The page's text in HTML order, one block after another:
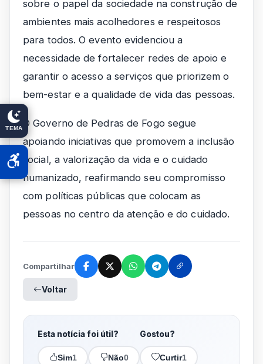
TEMA
sobre o papel da sociedade na construção de
ambientes mais acolhedores e respeitosos
para todos. O evento evidenciou a
necessidade de fortalecer redes de apoio e
garantir o acesso a serviços que priorizem o
bem-estar e a qualidade de vida das pessoas.
O Governo de Pedras de Fogo segue
apoiando iniciativas que promovem a inclusão
social, a valorização da vida e o cuidado
humanizado, reafirmando seu compromisso
com políticas públicas que colocam as
pessoas no centro da atenção e do cuidado.
Compartilhar
Voltar
Esta notícia foi útil?
Sim1 Não0
Gostou?
Curtir1